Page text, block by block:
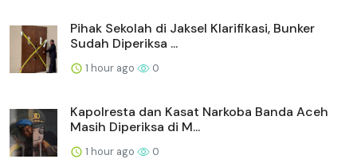
Pihak Sekolah di Jaksel Klarifikasi, Bunker
Sudah Diperiksa ...
1 hour ago 0
Kapolresta dan Kasat Narkoba Banda Aceh
Masih Diperiksa di M...
1 hour ago 0